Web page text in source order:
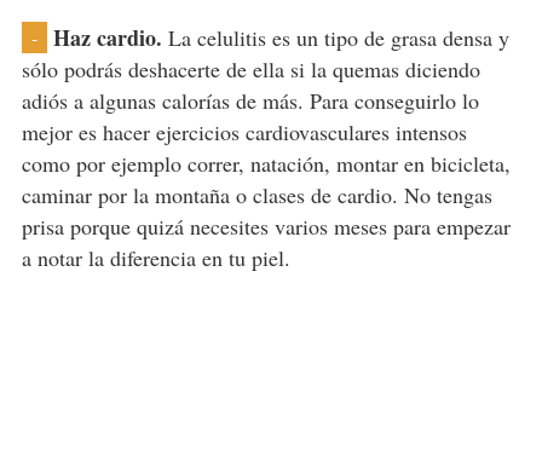
- Haz cardio. La celulitis es un tipo de grasa densa y
sólo podrás deshacerte de ella si la quemas diciendo
adiós a algunas calorías de más. Para conseguirlo lo
mejor es hacer ejercicios cardiovasculares intensos
como por ejemplo correr, natación, montar en bicicleta,
caminar por la montaña o clases de cardio. No tengas
prisa porque quizá necesites varios meses para empezar
a notar la diferencia en tu piel.